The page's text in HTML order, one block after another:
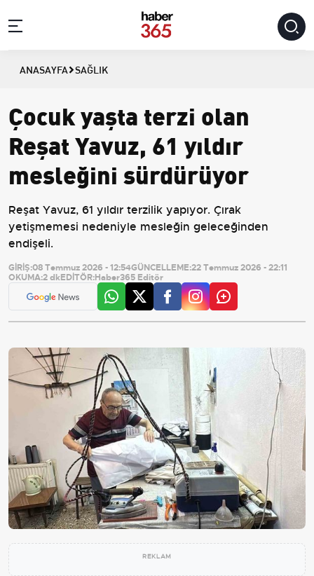
ANASAYFA SAĞLIK
Çocuk yaşta terzi olan
Reşat Yavuz, 61 yıldır
mesleğini sürdürüyor
Reşat Yavuz, 61 yıldır terzilik yapıyor. Çırak
yetişmemesi nedeniyle mesleğin geleceğinden
endişeli.
GİRİŞ:08 Temmuz 2026 - 12:54GÜNCELLEME:22 Temmuz 2026 - 22:11
OKUMA:2 dkEDİTÖR:Haber365 Editör
REKLAM